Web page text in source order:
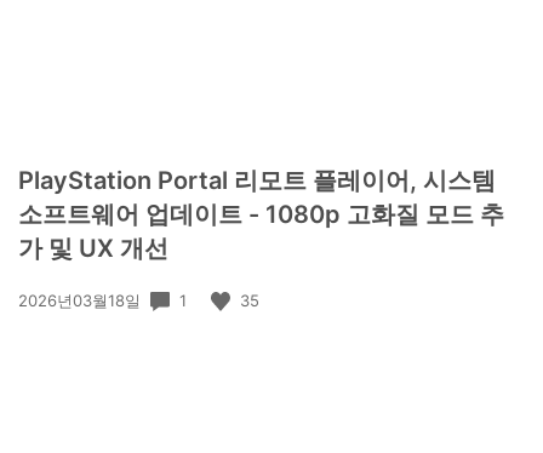
PlayStation Portal 리모트 플레이어, 시스템
소프트웨어 업데이트 - 1080p 고화질 모드 추
가 및 UX 개선
공
2026년03월18일 1 35